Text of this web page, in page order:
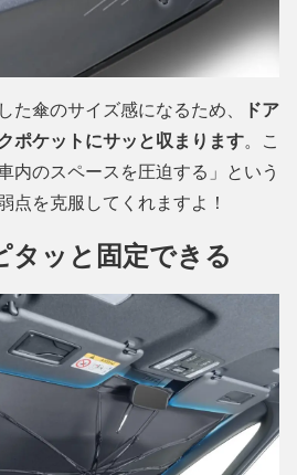
た傘のサイズ感になるため、
ドア
ポケットにサッと収まります。こ
内のスペースを圧迫する」という
点を克服してくれますよ！
タッと固定できる